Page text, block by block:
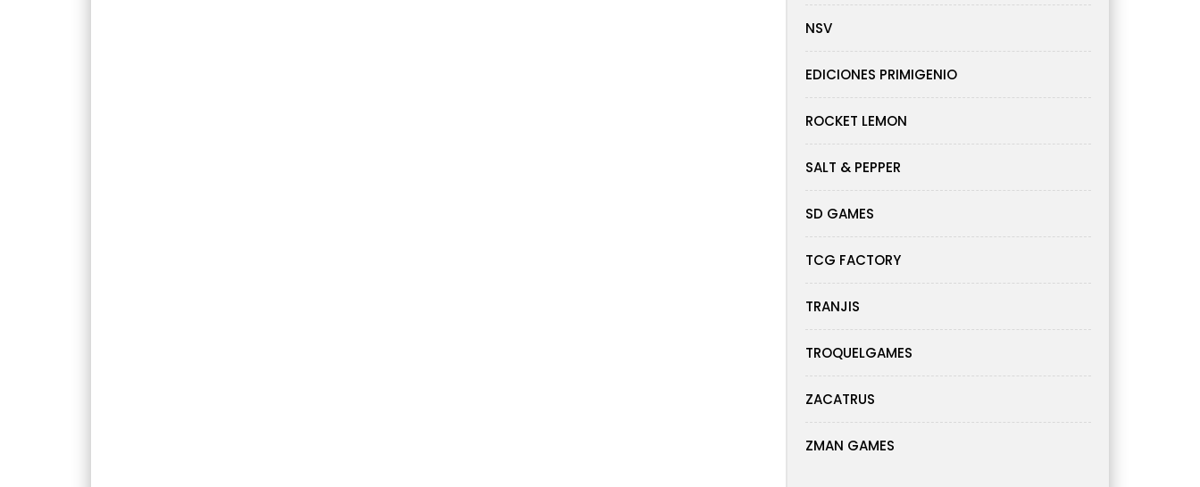
NSV
EDICIONES PRIMIGENIO
ROCKET LEMON
SALT & PEPPER
SD GAMES
TCG FACTORY
TRANJIS
TROQUELGAMES
ZACATRUS
ZMAN GAMES